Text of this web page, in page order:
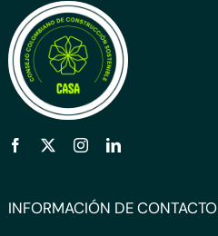
INFORMACIÓN DE CONTACTO